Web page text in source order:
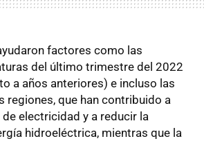
factores como las
del último trimestre del 2022
a años anteriores) e incluso las
regiones, que han contribuido a
electricidad y a reducir la
hidroeléctrica, mientras que la